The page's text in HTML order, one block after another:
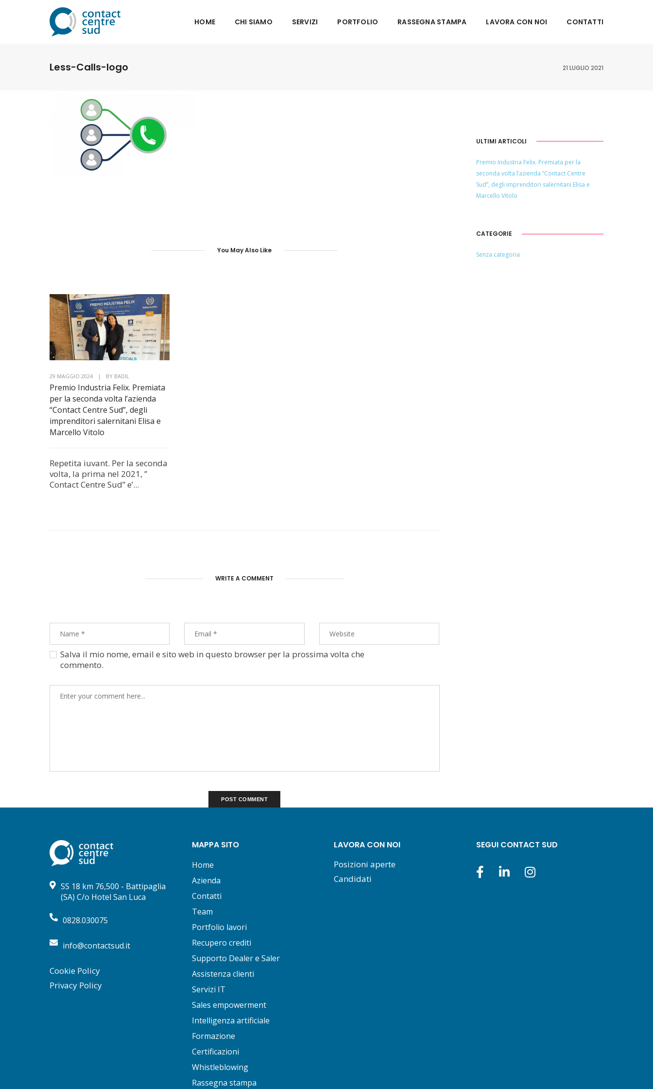
HOME CHI SIAMO SERVIZI PORTFOLIO RASSEGNA STAMPA LAVORA CON NOI CONTATTI
Less-Calls-logo 21 LUGLIO 2021
You May Also Like
29 MAGGIO 2024 | BY BADIL
Premio Industria Felix. Premiata
per la seconda volta l’azienda
“Contact Centre Sud”, degli
imprenditori salernitani Elisa e
Marcello Vitolo
Repetita iuvant. Per la seconda
volta, la prima nel 2021, ”
Contact Centre Sud” e’...
WRITE A COMMENT
Salva il mio nome, email e sito web in questo browser per la prossima volta che
commento.
ULTIMI ARTICOLI
Premio Industria Felix. Premiata per la
seconda volta l’azienda “Contact Centre
Sud”, degli imprenditori salernitani Elisa e
Marcello Vitolo
CATEGORIE
Senza categoria
SS 18 km 76,500 - Battipaglia
(SA) C/o Hotel San Luca
0828.030075
info@contactsud.it
Cookie Policy
Privacy Policy
MAPPA SITO
Home
Azienda
Contatti
Team
Portfolio lavori
Recupero crediti
Supporto Dealer e Saler
Assistenza clienti
Servizi IT
Sales empowerment
Intelligenza artificiale
Formazione
Certificazioni
Whistleblowing
Rassegna stampa
LAVORA CON NOI
Posizioni aperte
Candidati
SEGUI CONTACT SUD